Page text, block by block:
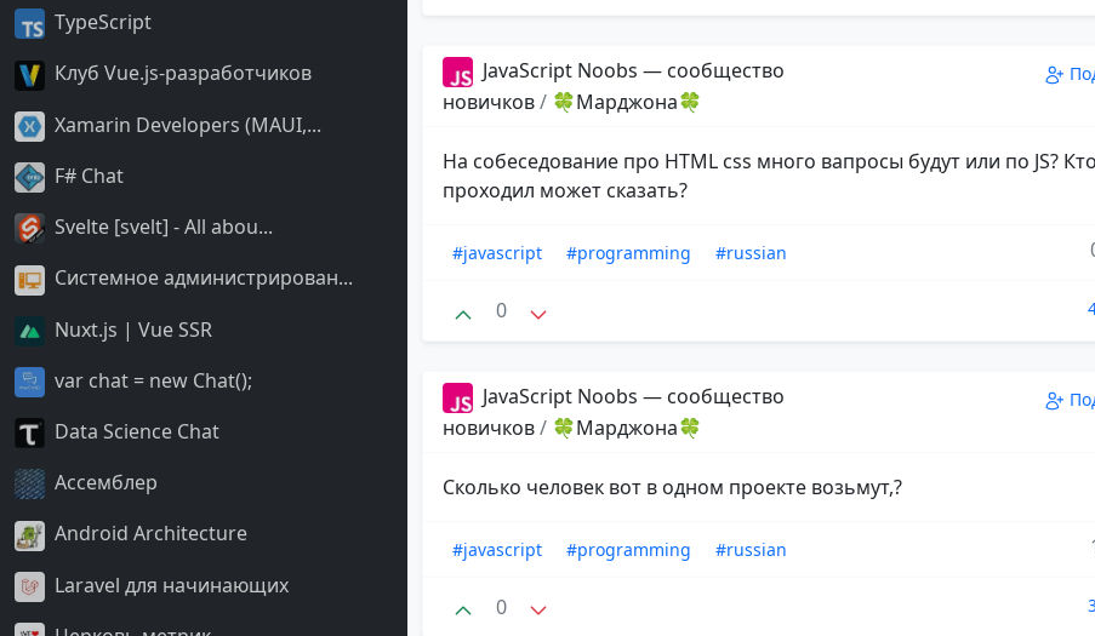
TypeScript
Клуб Vue.js-разработчиков
Xamarin Developers (MAUI,...
F# Chat
Svelte [svelt] - All abou...
Системное администрирован...
Nuxt.js | Vue SSR
var chat = new Chat();
Data Science Chat
Ассемблер
Android Architecture
Laravel для начинающих
JavaScript Noobs — сообщество
новичков/ 🍀Марджона🍀
На собеседование про HTML css много вапросы будут или по JS? Кто
проходил может сказать?
#javascript #programming #russian
0
JavaScript Noobs — сообщество
новичков/ 🍀Марджона🍀
Сколько человек вот в одном проекте возьмут,?
#javascript #programming #russian
0